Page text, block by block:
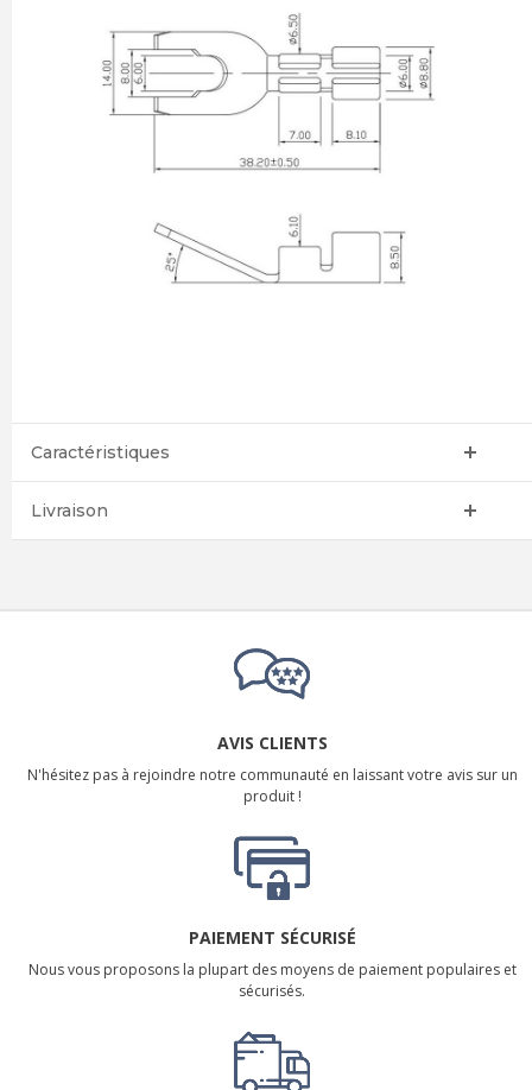
Caractéristiques
Livraison
AVIS CLIENTS
N'hésitez pas à rejoindre notre communauté en laissant votre avis sur un
produit !
PAIEMENT SÉCURISÉ
Nous vous proposons la plupart des moyens de paiement populaires et
sécurisés.